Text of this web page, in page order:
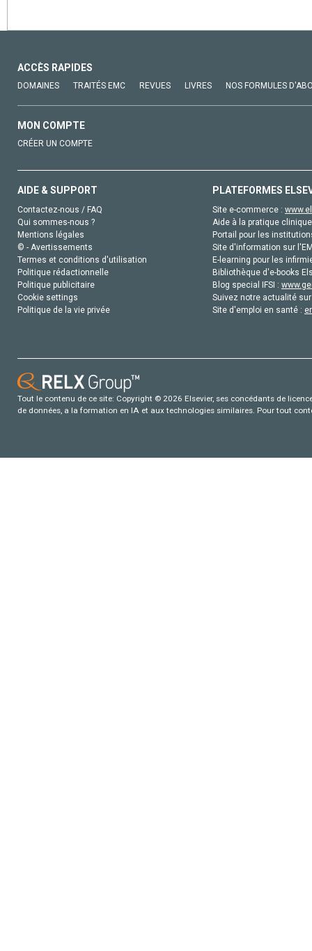
ACCÈS RAPIDES
DOMAINES TRAITÉS EMC REVUES LIVRES NOS FORMULES
MON COMPTE
CRÉER UN COMPTE
AIDE & SUPPORT
Contactez-nous / FAQ
Qui sommes-nous ?
Mentions légales
© - Avertissements
Termes et conditions d'utilisation
Politique rédactionnelle
Politique publicitaire
Cookie settings
Politique de la vie privée
PLATEFORMES
Site e-commerce :
Aide à la pratique
Portail pour les
Site d'information sur
E-learning pour les
Bibliothèque d'e-books
Blog special IFSI :
Suivez notre actualité
Site d'emploi en santé :
Tout le contenu de ce site: Copyright © 2026 Elsevier, ses concédants de
de données, a la formation en IA et aux technologies similaires. Pour tout